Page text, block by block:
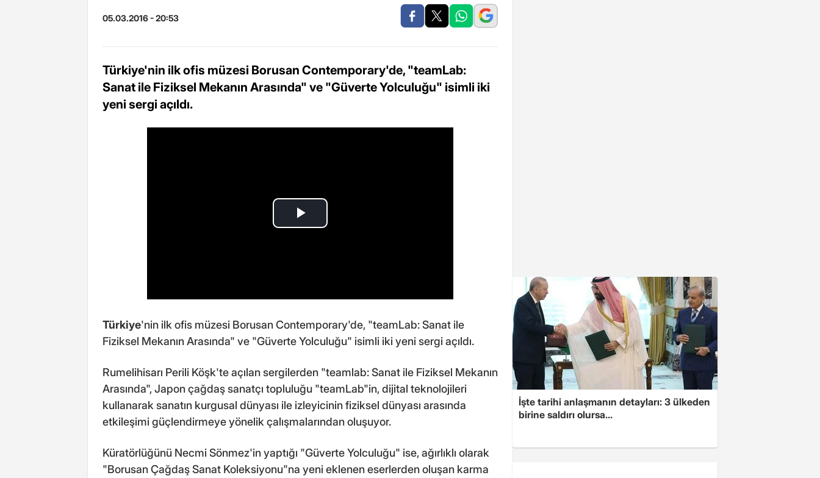
05.03.2016 - 20:53
Türkiye'nin ilk ofis müzesi Borusan Contemporary'de, "teamLab:
Sanat ile Fiziksel Mekanın Arasında" ve "Güverte Yolculuğu" isimli iki
yeni sergi açıldı.
Türkiye'nin ilk ofis müzesi Borusan Contemporary'de, "teamLab: Sanat ile
Fiziksel Mekanın Arasında" ve "Güverte Yolculuğu" isimli iki yeni sergi açıldı.
Rumelihisarı Perili Köşk'te açılan sergilerden "teamlab: Sanat ile Fiziksel Mekanın
Arasında", Japon çağdaş sanatçı topluluğu "teamLab"in, dijital teknolojileri
kullanarak sanatın kurgusal dünyası ile izleyicinin fiziksel dünyası arasında
etkileşimi güçlendirmeye yönelik çalışmalarından oluşuyor.
Küratörlüğünü Necmi Sönmez'in yaptığı "Güverte Yolculuğu" ise, ağırlıklı olarak
"Borusan Çağdaş Sanat Koleksiyonu"na yeni eklenen eserlerden oluşan karma
İşte tarihi anlaşmanın detayları: 3 ülkeden
birine saldırı olursa...